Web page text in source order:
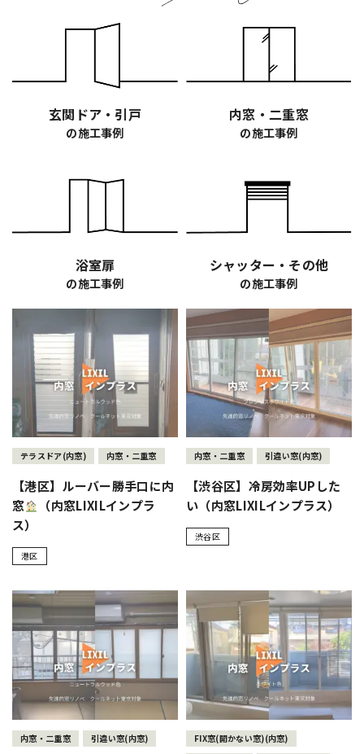
玄関ドア・引戸
の施工事例
内窓・二重窓
の施工事例
浴室扉
の施工事例
シャッター・その他
の施工事例
テラスドア(内窓) 内窓・二重窓
【港区】ルーバー勝手口に内
窓
（内窓LIXILインプラ
ス）
港区
内窓・二重窓 引違い窓(内窓)
【渋谷区】冷房効率UPした
い（内窓LIXILインプラス）
渋谷区
内窓・二重窓 引違い窓(内窓)
FIX窓(開かない窓)(内窓)